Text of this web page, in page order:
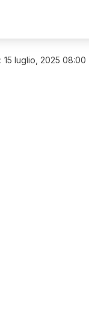
: 15 luglio, 2025 08:00